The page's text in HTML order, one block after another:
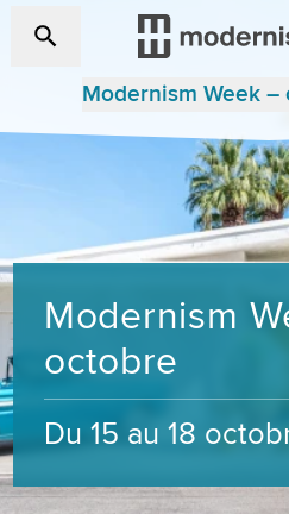
Modernism Week
Modernism
octobre
Du 15 au 18